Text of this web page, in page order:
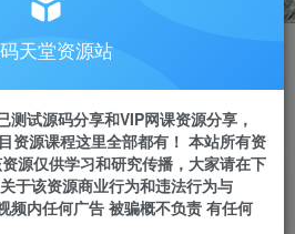
站长招募
推荐
24小时自动赚钱
天堂资源站
测试源码分享和VIP网课资源分享，
资源课程这里全部都有！ 本站所有资
源仅供学习和研究传播，大家请在下
于该资源商业行为和违法行为与
内任何广告 被骗概不负责 有任何